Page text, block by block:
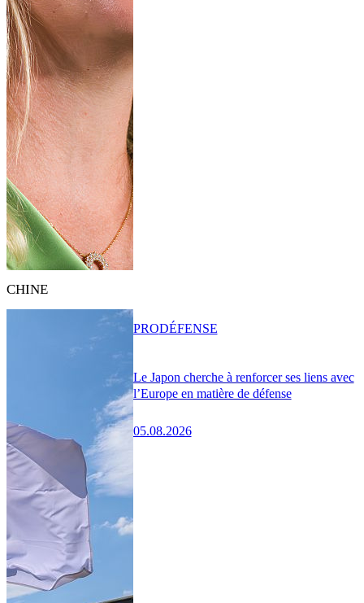
CHINE
Le Japon cherche à renforcer ses liens avec
l’Europe en matière de défense
05.08.2026
PRODÉFENSE